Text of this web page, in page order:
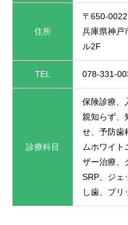
住所
〒650-0022
兵庫県神戸
ル2F
TEL 078-331-
診療科目
保険診療、
親知らず、
せ、予防歯
ムホワイト
ザー治療、
SRP、ジェ
し歯、ブリ